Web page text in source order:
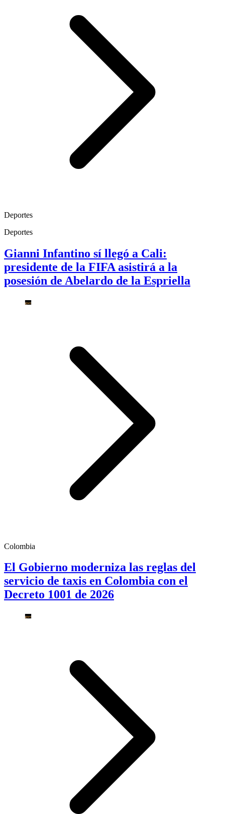
Deportes
Deportes
Gianni Infantino sí llegó a Cali:
presidente de la FIFA asistirá a la
posesión de Abelardo de la Espriella
Colombia
El Gobierno moderniza las reglas del
servicio de taxis en Colombia con el
Decreto 1001 de 2026